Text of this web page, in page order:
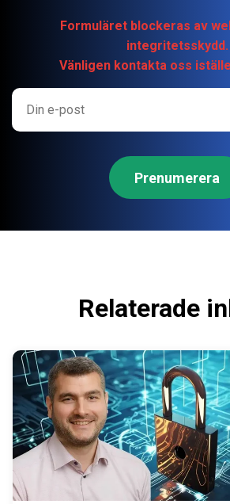
Formuläret blockeras av
integritetsskydd.
Vänligen kontakta oss
Relaterade